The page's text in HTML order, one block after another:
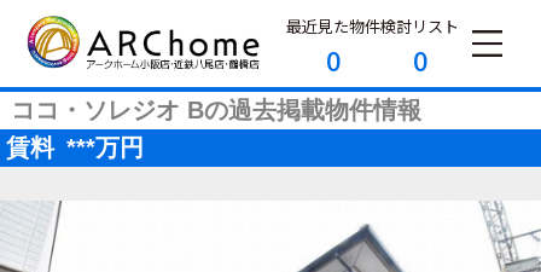
最近見た物件
0
検討リスト
0
ココ・ソレジオ Bの過去掲載物件情報
賃料 ***万円